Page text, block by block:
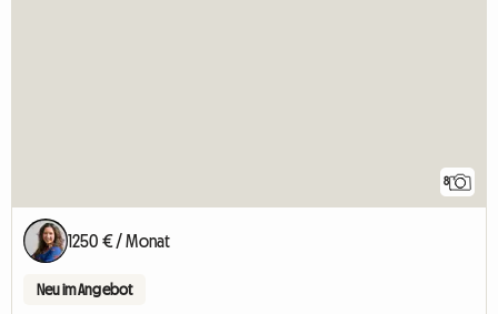
8
1250 € / Monat
Neu im Angebot